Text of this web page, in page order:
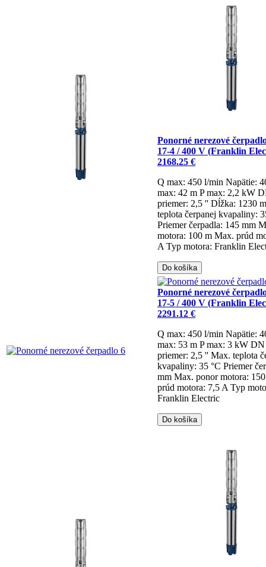
Ponorné nerezové
17-4 / 400 V (Franklin
2168.25 €
Q max: 450 l/min Napätie:
max: 42 m P max: 2,2 kW
priemer: 2,5 '' Dĺžka: 1230
teplota čerpanej kvapaliny:
Priemer čerpadla: 145 mm
motora: 100 m Max. prúd
A Typ motora: Franklin
Do košíka
Ponorné nerezové
17-5 / 400 V (Franklin
2291.12 €
Q max: 450 l/min Napätie:
max: 53 m P max: 3 kW DN
priemer: 2,5 '' Max. teplota
kvapaliny: 35 °C Priemer
mm Max. ponor motora:
prúd motora: 7,5 A Typ
Franklin Electric
Do košíka